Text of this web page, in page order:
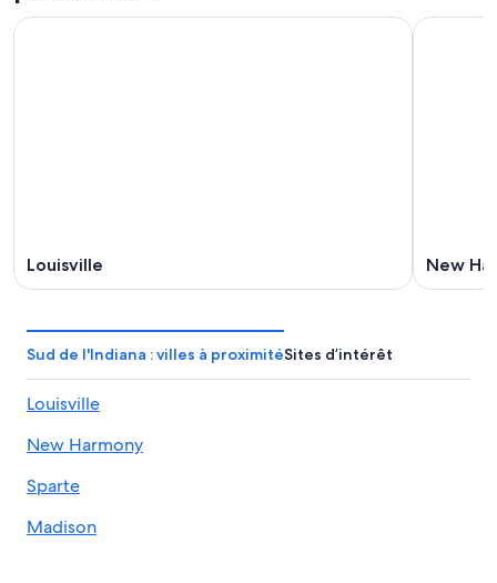
Louisville New
Sud de l'Indiana : villes à proximitéSites d’intérêt
Louisville
New Harmony
Sparte
Madison